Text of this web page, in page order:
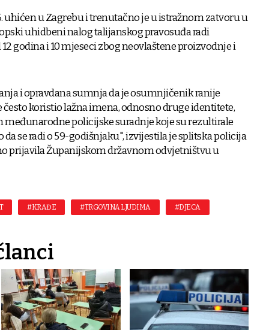
uhićen u Zagrebu i trenutačno je u istražnom zatvoru u
uhidbeni nalog talijanskog pravosuđa radi
godina i 10 mjeseci zbog neovlaštene proizvodnje i
i opravdana sumnja da je osumnjičenik ranije
koristio lažna imena, odnosno druge identitete,
međunarodne policijske suradnje koje su rezultirale
se radi o 59-godišnjaku", izvijestila je splitska policija
prijavila Županijskom državnom odvjetništvu u
#KRAĐE #TRGOVINA LJUDIMA #DJECA